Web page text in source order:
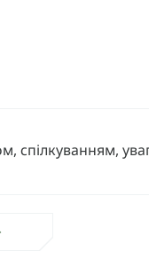
спілкуванням,